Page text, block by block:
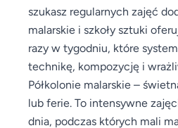
szukasz regularnych zajęć
malarskie i szkoły sztuki
razy w tygodniu, które
technikę, kompozycję i
Półkolonie malarskie –
lub ferie. To intensywne
dnia, podczas których mali